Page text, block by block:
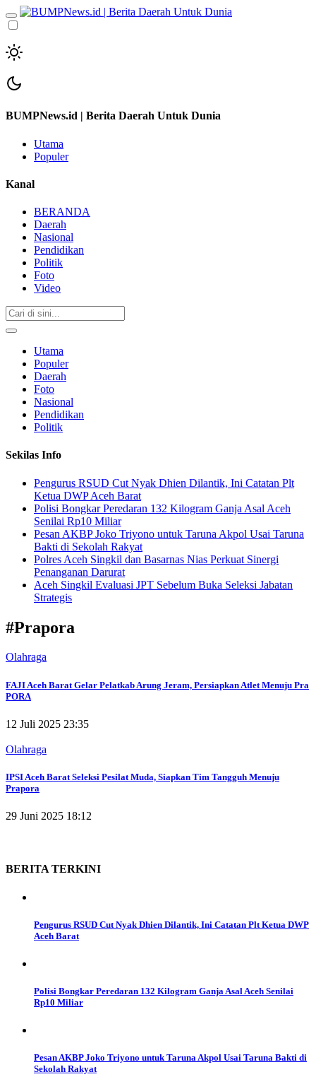
BUMPNews.id | Berita Daerah Untuk Dunia
Utama
Populer
Kanal
BERANDA
Daerah
Nasional
Pendidikan
Politik
Foto
Video
Utama
Populer
Daerah
Foto
Nasional
Pendidikan
Politik
Sekilas Info
Pengurus RSUD Cut Nyak Dhien Dilantik, Ini Catatan Plt
Ketua DWP Aceh Barat
Polisi Bongkar Peredaran 132 Kilogram Ganja Asal Aceh
Senilai Rp10 Miliar
Pesan AKBP Joko Triyono untuk Taruna Akpol Usai Taruna
Bakti di Sekolah Rakyat
Polres Aceh Singkil dan Basarnas Nias Perkuat Sinergi
Penanganan Darurat
Aceh Singkil Evaluasi JPT Sebelum Buka Seleksi Jabatan
Strategis
#Prapora
Olahraga
FAJI Aceh Barat Gelar Pelatkab Arung Jeram, Persiapkan Atlet Menuju Pra
PORA
12 Juli 2025 23:35
Olahraga
IPSI Aceh Barat Seleksi Pesilat Muda, Siapkan Tim Tangguh Menuju
Prapora
29 Juni 2025 18:12
BERITA TERKINI
Pengurus RSUD Cut Nyak Dhien Dilantik, Ini Catatan Plt Ketua DWP
Aceh Barat
Polisi Bongkar Peredaran 132 Kilogram Ganja Asal Aceh Senilai
Rp10 Miliar
Pesan AKBP Joko Triyono untuk Taruna Akpol Usai Taruna Bakti di
Sekolah Rakyat